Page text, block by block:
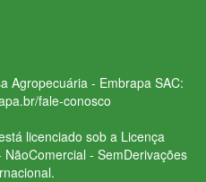
Agropecuária - Embrapa SAC:
fale-conosco
licenciado sob a Licença
- SemDerivações